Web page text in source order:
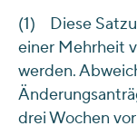
(1) Diese
einer Mehrheit
werden.
drei Wochen